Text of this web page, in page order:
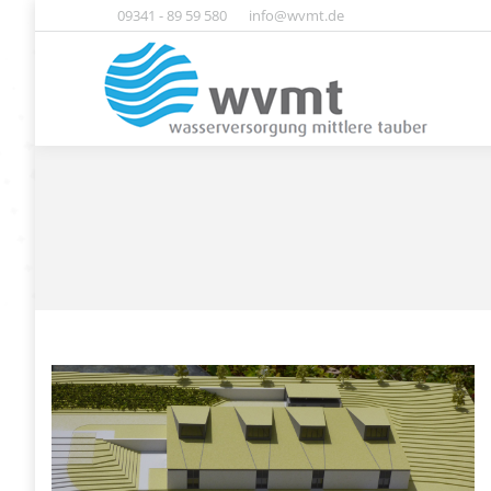
09341 - 89 59 580 info@wvmt.de